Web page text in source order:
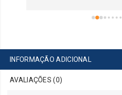
INFORMAÇÃO ADICIONAL
AVALIAÇÕES (0)